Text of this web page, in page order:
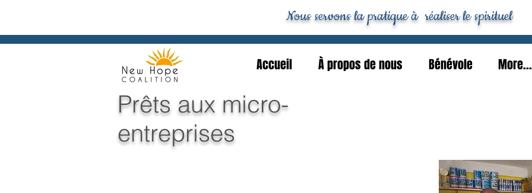
Nous servons la pratique à réaliser le spirituel
Accueil À propos de nous Bénévole More...
Prêts aux micro-
entreprises